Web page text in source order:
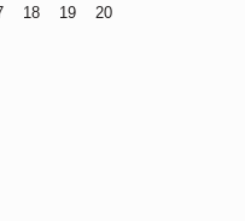
18 19 20